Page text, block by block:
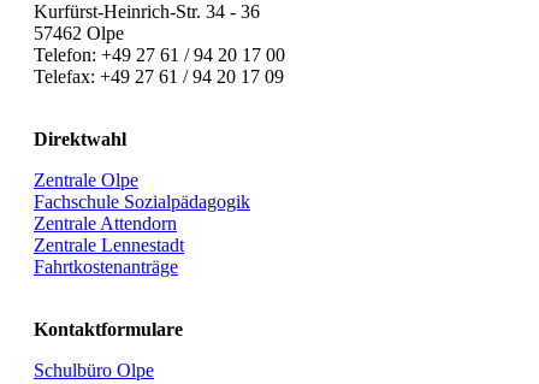
Kurfürst-Heinrich-Str. 34 - 36
57462 Olpe
Telefon: +49 27 61 / 94 20 17 00
Telefax: +49 27 61 / 94 20 17 09
Direktwahl
Zentrale Olpe
Fachschule Sozialpädagogik
Zentrale Attendorn
Zentrale Lennestadt
Fahrtkostenanträge
Kontaktformulare
Schulbüro Olpe